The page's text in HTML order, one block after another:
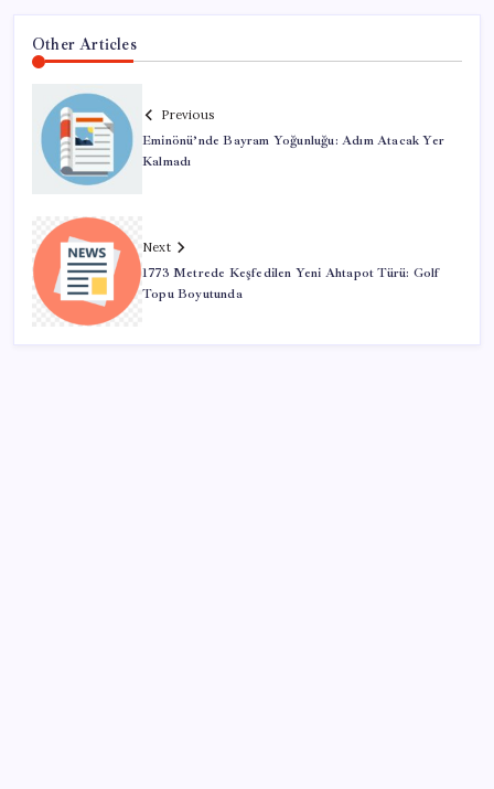
Other Articles
Previous
Eminönü’nde Bayram Yoğunluğu: Adım Atacak Yer
Kalmadı
Next
1773 Metrede Keşfedilen Yeni Ahtapot Türü: Golf
Topu Boyutunda